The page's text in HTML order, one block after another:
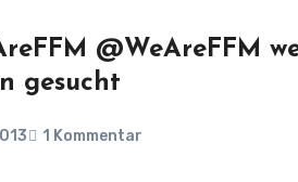
@WeAreFFM
gesucht
1 Kommentar